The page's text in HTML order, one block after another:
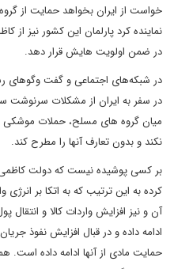
خواست از ایران بخواهد حمایت از
نماینده کرد پارلمان این کشور نیز
در ضمن اولویت هایش قرار دهد.
در شبکه‌های اجتماعی و گفت وگوهای
در سفر به ایران از مشکلات سرنوشت
میان گروه های مسلح، حملات
نکند و بدون تعارف آنها را مطرح کند.
بر کسی پوشیده نیست که دولت کاظمی
کرده به این ترتیب که به اتکا بر انرژی
آن و نیز افزایش واردات کالا و
ادامه داده و در قبال افزایش نفوذ
حمایت مادی از آنها ادامه داده است.